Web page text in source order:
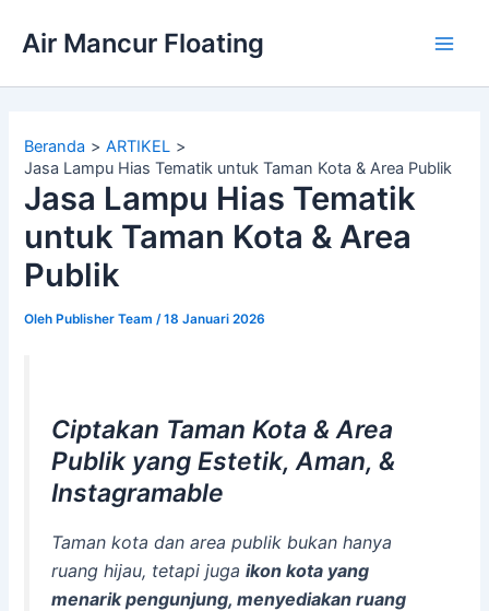
Air Mancur Floating
Beranda
ARTIKEL
Jasa Lampu Hias Tematik untuk Taman Kota & Area Publik
Jasa Lampu Hias Tematik
untuk Taman Kota & Area
Publik
OlehPublisher Team /18 Januari 2026
Ciptakan Taman Kota & Area
Publik yang Estetik, Aman, &
Instagramable
Taman kota dan area publik bukan hanya
ruang hijau, tetapi jugaikon kota yang
menarik pengunjung, menyediakan ruang